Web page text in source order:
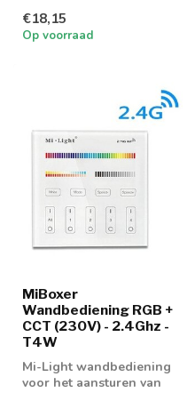
lampen en led ...
€18,15
Op voorraad
MiBoxer
Wandbediening RGB +
CCT (230V) - 2.4Ghz -
T4W
Mi-Light wandbediening
voor het aansturen van